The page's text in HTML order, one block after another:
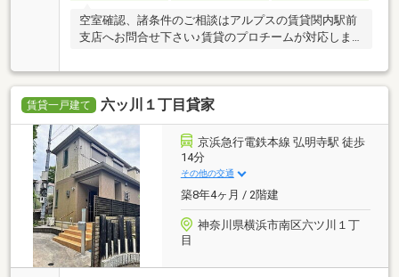
空室確認、諸条件のご相談はアルプスの賃貸関内駅前
支店へお問合せ下さい♪賃貸のプロチームが対応しま
賃貸一戸建て 六ッ川１丁目貸家
京浜急行電鉄本線 弘明寺駅 徒歩
14分
その他の交通
築8年4ヶ月 / 2階建
神奈川県横浜市南区六ツ川１丁
目